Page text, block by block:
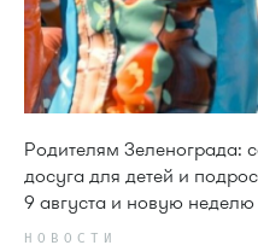
Родителям Зеленограда:
досуга для детей и
9 августа и новую неделю
НОВОСТИ